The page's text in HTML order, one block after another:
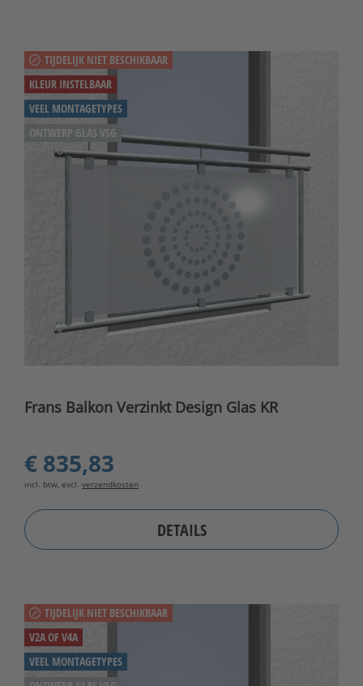
TIJDELIJK NIET BESCHIKBAAR
KLEUR INSTELBAAR
VEEL MONTAGETYPES
ONTWERP GLAS VSG
Frans Balkon Verzinkt Design Glas KR
€ 835,83
incl. btw, excl. verzendkosten
DETAILS
TIJDELIJK NIET BESCHIKBAAR
V2A OF V4A
VEEL MONTAGETYPES